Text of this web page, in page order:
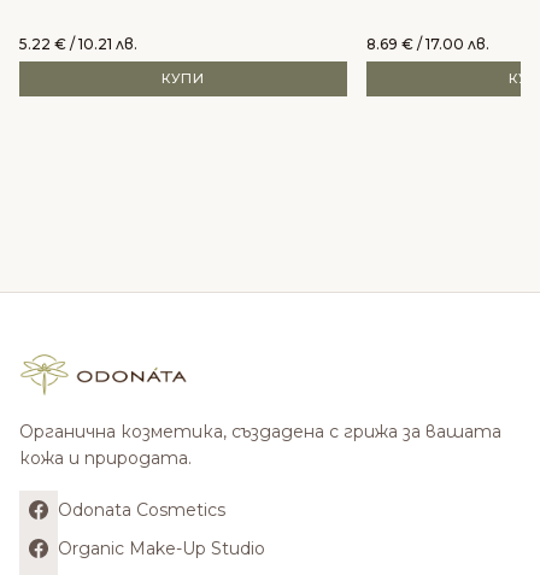
5.22 € / 10.21 лв.
КУПИ
8.69 € / 17.00 лв.
Органична козметика, създадена с грижа за вашата
кожа и природата.
Odonata Cosmetics
Organic Make-Up Studio